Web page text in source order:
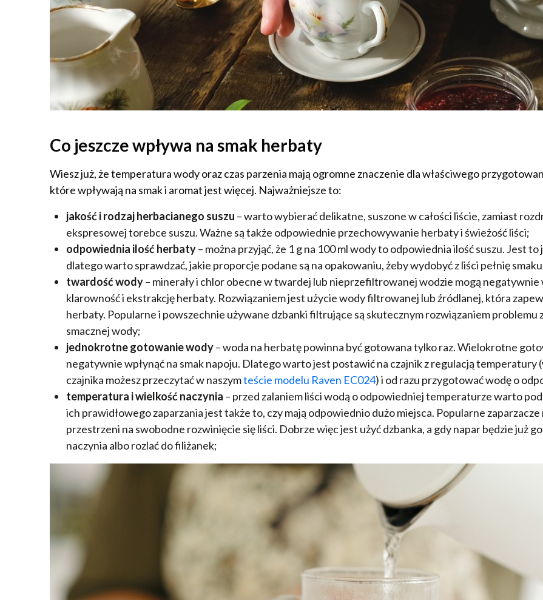
Co jeszcze wpływa na smak herbaty
Wiesz już, że temperatura wody oraz czas parzenia mają ogromne znaczenie dla właściwego
które wpływają na smak i aromat jest więcej. Najważniejsze to:
jakość i rodzaj herbacianego suszu – warto wybierać delikatne, suszone w całości liście, zamiast
ekspresowej torebce suszu. Ważne są także odpowiednie przechowywanie herbaty i świeżość liści;
odpowiednia ilość herbaty– można przyjąć, że 1 g na 100 ml wody to odpowiednia ilość suszu. Jest
dlatego warto sprawdzać, jakie proporcje podane są na opakowaniu, żeby wydobyć z liści pełnię
twardość wody– minerały i chlor obecne w twardej lub nieprzefiltrowanej wodzie mogą negatywnie
klarowność i ekstrakcję herbaty. Rozwiązaniem jest użycie wody filtrowanej lub źródlanej, która
herbaty. Popularne i powszechnie używane dzbanki filtrujące są skutecznym rozwiązaniem
smacznej wody;
jednokrotne gotowanie wody– woda na herbatę powinna być gotowana tylko raz. Wielokrotne
negatywnie wpłynąć na smak napoju. Dlatego warto jest postawić na czajnik z regulacją temperatury
czajnika możesz przeczytać w naszymteście modelu Raven EC024) i od razu przygotować wodę o
temperatura i wielkość naczynia – przed zalaniem liści wodą o odpowiedniej temperaturze warto
ich prawidłowego zaparzania jest także to, czy mają odpowiednio dużo miejsca. Popularne
przestrzeni na swobodne rozwinięcie się liści. Dobrze więc jest użyć dzbanka, a gdy napar będzie już
naczynia albo rozlać do filiżanek;